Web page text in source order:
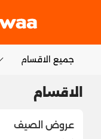
جميع الاقسام
الاقسام
عروض الصيف